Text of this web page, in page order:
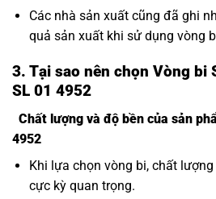
Các nhà sản xuất cũng đã ghi
quả sản xuất khi sử dụng vòng
3. Tại sao nên chọn Vòng bi
SL 01 4952
Chất lượng và độ bền của sản
4952
Khi lựa chọn vòng bi, chất
cực kỳ quan trọng.